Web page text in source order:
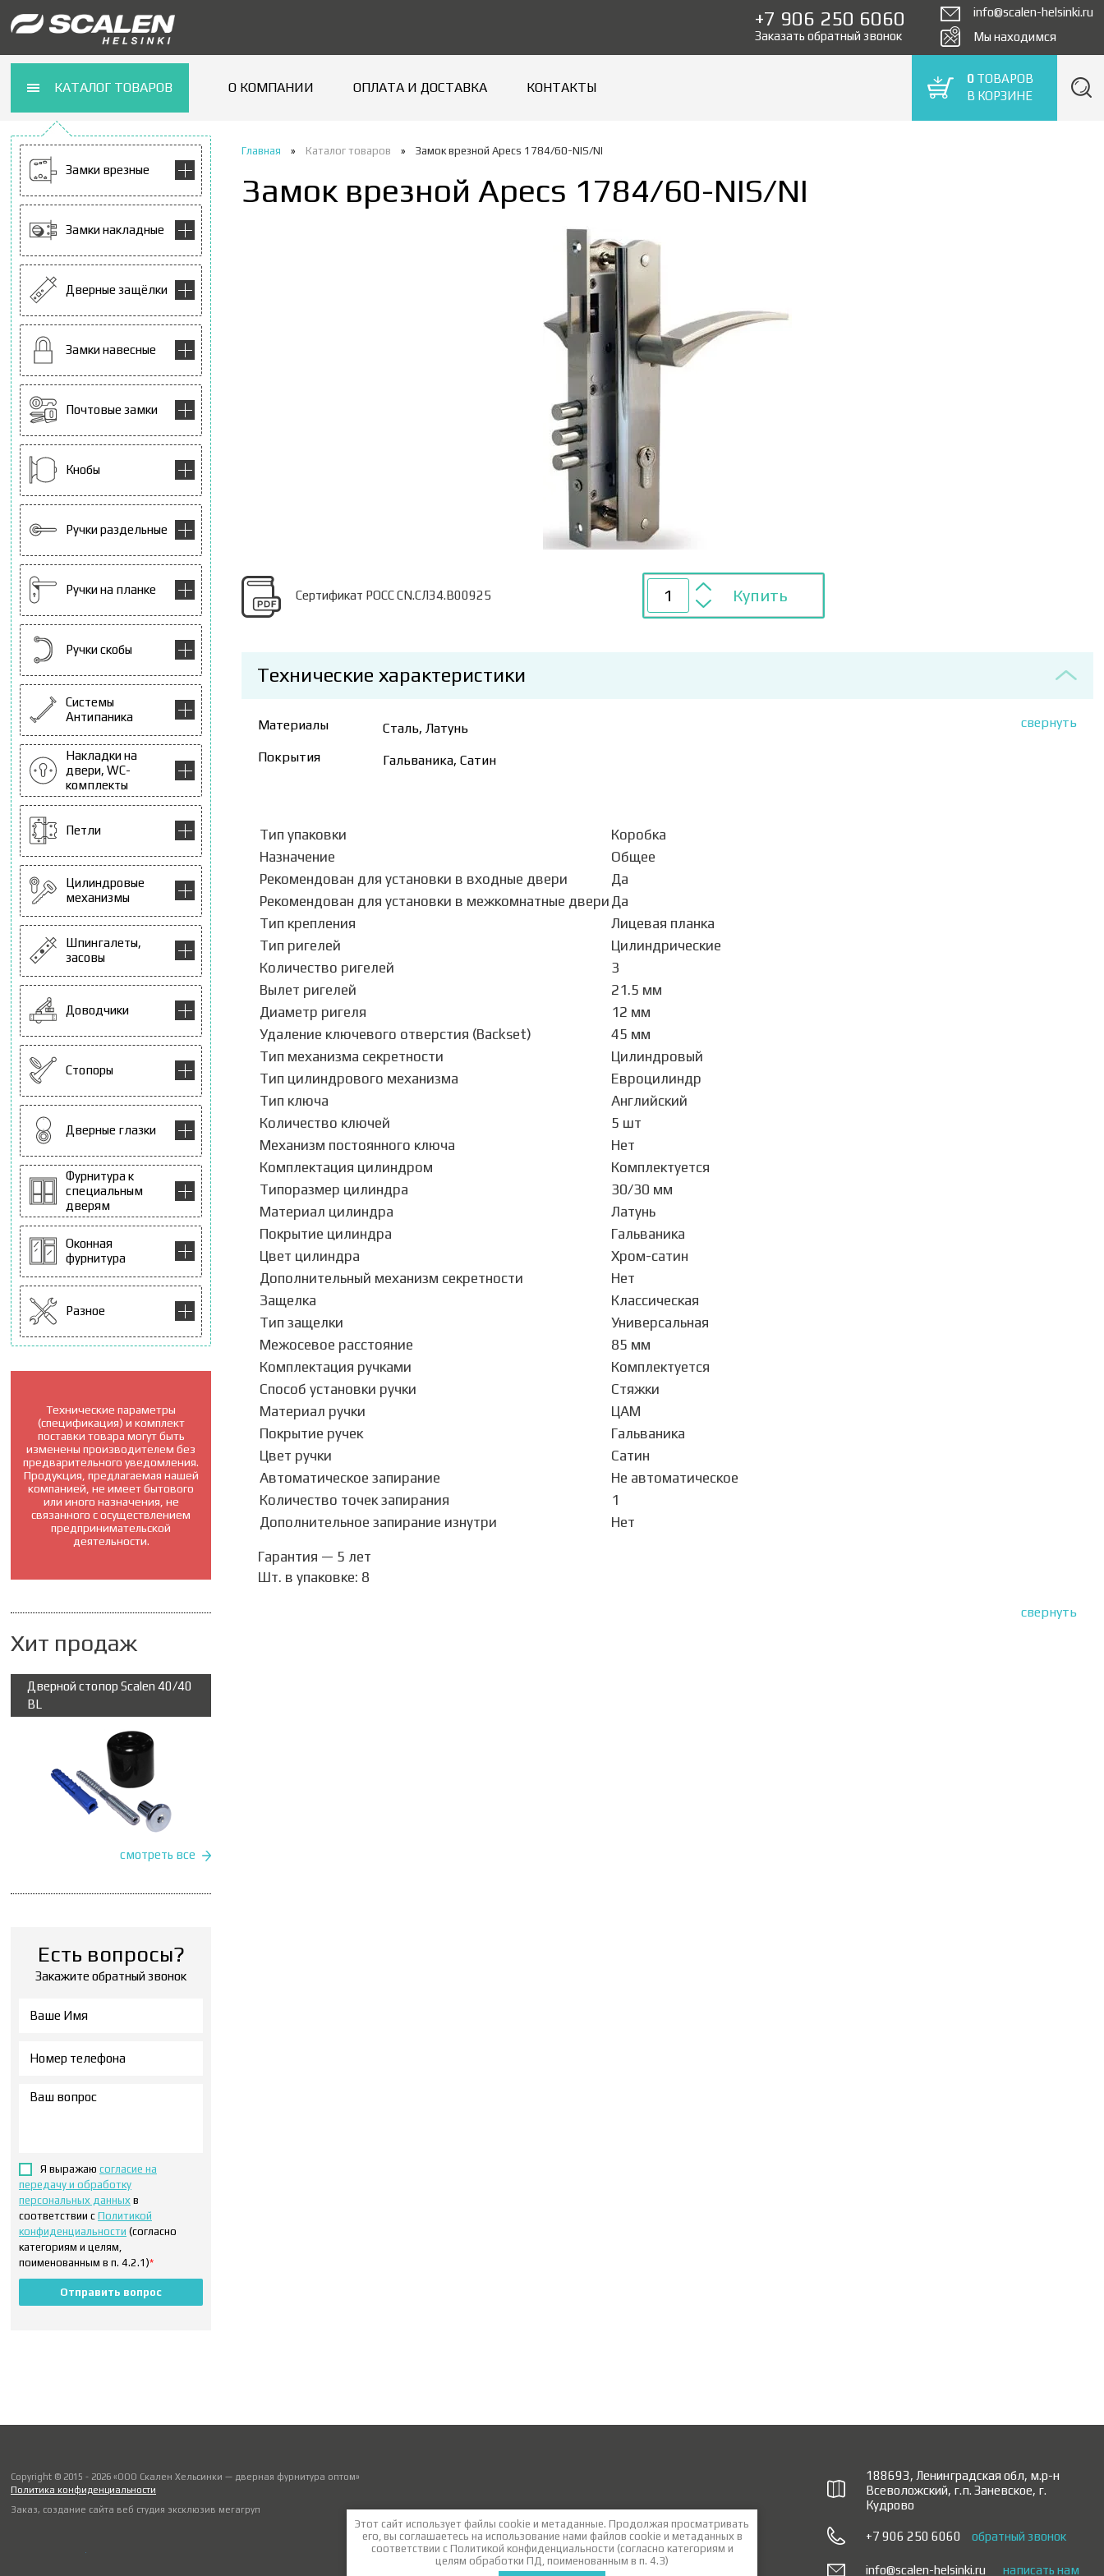
info@scalen-helsinki.ru
Мы находимся
+7 906 250 6060
Заказать обратный звонок
0 ТОВАРОВ
В КОРЗИНЕ
КАТАЛОГ ТОВАРОВ О КОМПАНИИ ОПЛАТА И ДОСТАВКА КОНТАКТЫ
Замки врезные
Замки накладные
Дверные защёлки
Замки навесные
Почтовые замки
Кнобы
Ручки раздельные
Ручки на планке
Ручки скобы
Системы
Антипаника
Накладки на
двери, WC-
комплекты
Петли
Цилиндровые
механизмы
Шпингалеты,
засовы
Доводчики
Стопоры
Дверные глазки
Фурнитура к
специальным
дверям
Оконная
фурнитура
Разное
Технические параметры
(спецификация) и комплект
поставки товара могут быть
изменены производителем без
предварительного уведомления.
Продукция, предлагаемая нашей
компанией, не имеет бытового
или иного назначения, не
связанного с осуществлением
предпринимательской
деятельности.
Хит продаж
Дверной стопор Scalen 40/40
BL
смотреть все
Есть вопросы?
Закажите обратный звонок
Я выражаю согласие на
передачу и обработку
персональных данных в
соответствии с Политикой
конфиденциальности (согласно
категориям и целям,
поименованным в п. 4.2.1)*
Отправить вопрос
Главная » Каталог товаров » Замок врезной Apecs 1784/60-NIS/NI
Замок врезной Apecs 1784/60-NIS/NI
Сертификат POCC CN.СЛ34.B00925 Купить
Технические характеристики
свернуть
Материалы
Сталь, Латунь
Покрытия
Гальваника, Сатин
Тип упаковки
Коробка
Назначение
Общее
Рекомендован для установки в входные двери
Да
Рекомендован для установки в межкомнатные двери Да
Тип крепления
Лицевая планка
Тип ригелей
Цилиндрические
Количество ригелей
3
Вылет ригелей
21.5 мм
Диаметр ригеля
12 мм
Удаление ключевого отверстия (Backset)
45 мм
Тип механизма секретности
Цилиндровый
Тип цилиндрового механизма
Евроцилиндр
Тип ключа
Английский
Количество ключей
5 шт
Механизм постоянного ключа
Нет
Комплектация цилиндром
Комплектуется
Типоразмер цилиндра
30/30 мм
Материал цилиндра
Латунь
Покрытие цилиндра
Гальваника
Цвет цилиндра
Хром-сатин
Дополнительный механизм секретности
Нет
Защелка
Классическая
Тип защелки
Универсальная
Межосевое расстояние
85 мм
Комплектация ручками
Комплектуется
Способ установки ручки
Стяжки
Материал ручки
ЦАМ
Покрытие ручек
Гальваника
Цвет ручки
Сатин
Автоматическое запирание
Не автоматическое
Количество точек запирания
1
Дополнительное запирание изнутри
Нет
Гарантия — 5 лет
Шт. в упаковке: 8
свернуть
Copyright © 2015 - 2026 «ООО Скален Хельсинки — дверная фурнитура оптом»
Политика конфиденциальности
Заказ, создание сайта веб студия эксклюзив мегагруп
188693, Ленинградская обл, м.р-н
Всеволожский, г.п. Заневское, г.
Кудрово
+7 906 250 6060 обратный звонок
info@scalen-helsinki.ru написать нам
Этот сайт использует файлы cookie и метаданные. Продолжая просматривать
его, вы соглашаетесь на использование нами файлов cookie и метаданных в
соответствии с Политикой конфиденциальности (согласно категориям и
целям обработки ПД, поименованным в п. 4.3)